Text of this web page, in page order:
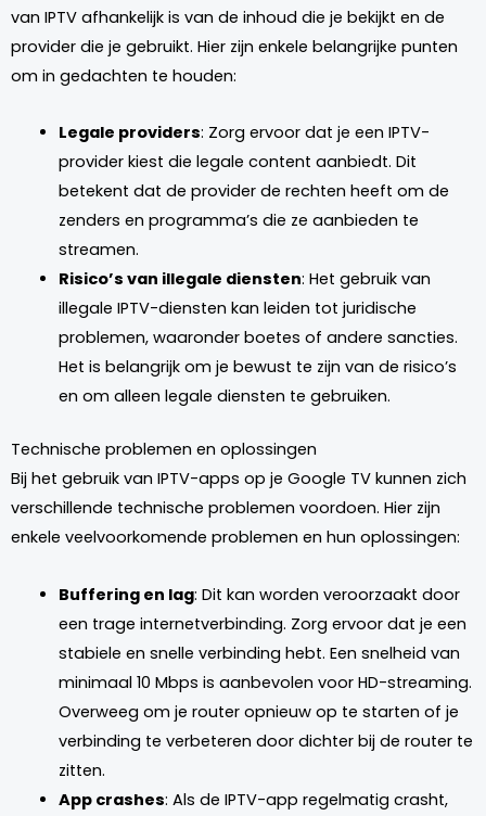
van IPTV afhankelijk is van de inhoud die je bekijkt en de
provider die je gebruikt. Hier zijn enkele belangrijke punten
om in gedachten te houden:
Legale providers: Zorg ervoor dat je een IPTV-
provider kiest die legale content aanbiedt. Dit
betekent dat de provider de rechten heeft om de
zenders en programma’s die ze aanbieden te
streamen.
Risico’s van illegale diensten: Het gebruik van
illegale IPTV-diensten kan leiden tot juridische
problemen, waaronder boetes of andere sancties.
Het is belangrijk om je bewust te zijn van de risico’s
en om alleen legale diensten te gebruiken.
Technische problemen en oplossingen
Bij het gebruik van IPTV-apps op je Google TV kunnen zich
verschillende technische problemen voordoen. Hier zijn
enkele veelvoorkomende problemen en hun oplossingen:
Buffering en lag: Dit kan worden veroorzaakt door
een trage internetverbinding. Zorg ervoor dat je een
stabiele en snelle verbinding hebt. Een snelheid van
minimaal 10 Mbps is aanbevolen voor HD-streaming.
Overweeg om je router opnieuw op te starten of je
verbinding te verbeteren door dichter bij de router te
zitten.
App crashes: Als de IPTV-app regelmatig crasht,